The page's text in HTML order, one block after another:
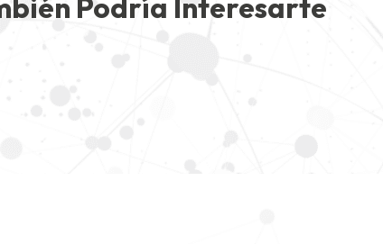
Podría Interesarte